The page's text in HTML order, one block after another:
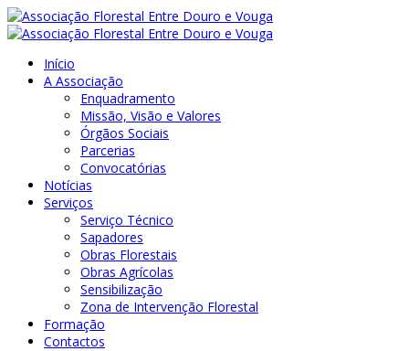
Início
A Associação
Enquadramento
Missão, Visão e Valores
Órgãos Sociais
Parcerias
Convocatórias
Notícias
Serviços
Serviço Técnico
Sapadores
Obras Florestais
Obras Agrícolas
Sensibilização
Zona de Intervenção Florestal
Formação
Contactos